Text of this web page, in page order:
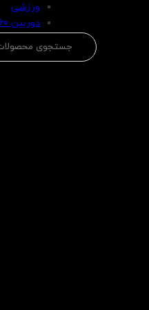
ورزشی
دوربین 360
جستجو
برای: